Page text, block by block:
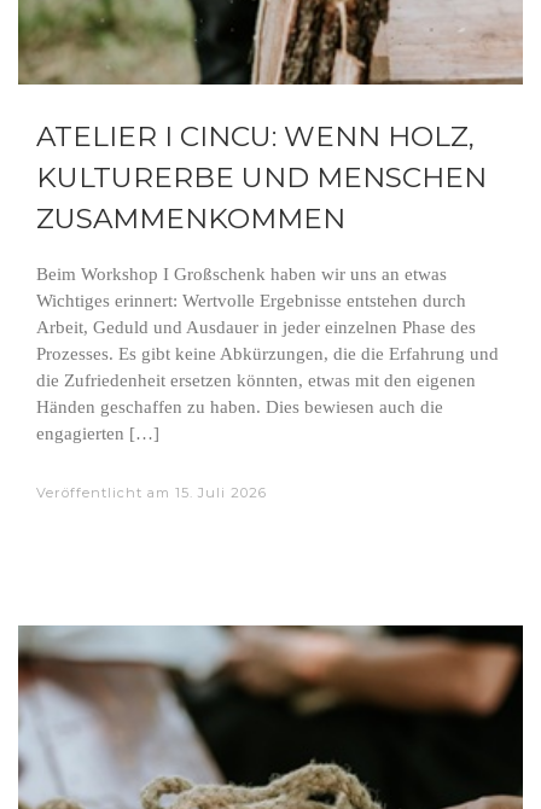
ATELIER I CINCU: WENN HOLZ,
KULTURERBE UND MENSCHEN
ZUSAMMENKOMMEN
Beim Workshop I Großschenk haben wir uns an etwas
Wichtiges erinnert: Wertvolle Ergebnisse entstehen durch
Arbeit, Geduld und Ausdauer in jeder einzelnen Phase des
Prozesses. Es gibt keine Abkürzungen, die die Erfahrung und
die Zufriedenheit ersetzen könnten, etwas mit den eigenen
Händen geschaffen zu haben. Dies bewiesen auch die
engagierten […]
Veröffentlicht am 15. Juli 2026